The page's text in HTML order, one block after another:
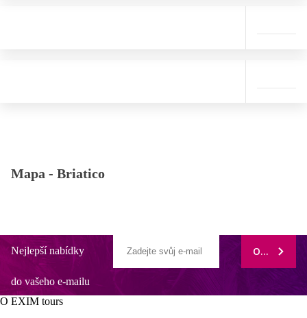
Mapa - Briatico
Nejlepší nabídky
do vašeho e-mailu
ODEBÍRAT
O EXIM tours